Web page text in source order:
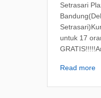
Setrasari
untuk 17
Read more